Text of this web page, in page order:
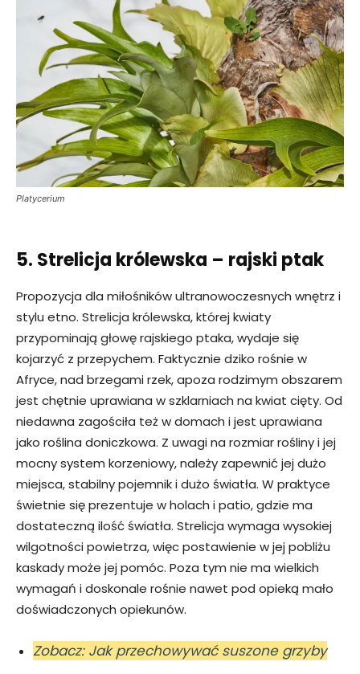
Platycerium
5. Strelicja królewska – rajski ptak
Propozycja dla miłośników ultranowoczesnych wnętrz i
stylu etno. Strelicja królewska, której kwiaty
przypominają głowę rajskiego ptaka, wydaje się
kojarzyć z przepychem. Faktycznie dziko rośnie w
Afryce, nad brzegami rzek, apoza rodzimym obszarem
jest chętnie uprawiana w szklarniach na kwiat cięty. Od
niedawna zagościła też w domach i jest uprawiana
jako roślina doniczkowa. Z uwagi na rozmiar rośliny i jej
mocny system korzeniowy, należy zapewnić jej dużo
miejsca, stabilny pojemnik i dużo światła. W praktyce
świetnie się prezentuje w holach i patio, gdzie ma
dostateczną ilość światła. Strelicja wymaga wysokiej
wilgotności powietrza, więc postawienie w jej pobliżu
kaskady może jej pomóc. Poza tym nie ma wielkich
wymagań i doskonale rośnie nawet pod opieką mało
doświadczonych opiekunów.
Zobacz: Jak przechowywać suszone grzyby